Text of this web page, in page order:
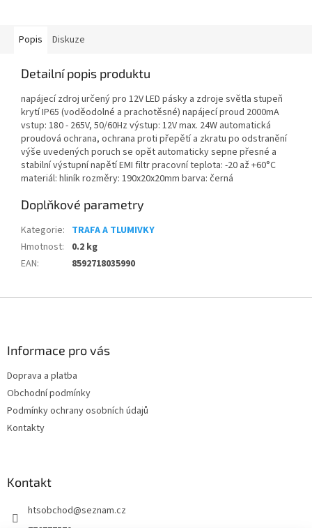
Popis Diskuze
Detailní popis produktu
napájecí zdroj určený pro 12V LED pásky a zdroje světla stupeň
krytí IP65 (voděodolné a prachotěsné) napájecí proud 2000mA
vstup: 180 - 265V, 50/60Hz výstup: 12V max. 24W automatická
proudová ochrana, ochrana proti přepětí a zkratu po odstranění
výše uvedených poruch se opět automaticky sepne přesné a
stabilní výstupní napětí EMI filtr pracovní teplota: -20 až +60°C
materiál: hliník rozměry: 190x20x20mm barva: černá
Doplňkové parametry
Kategorie: TRAFA A TLUMIVKY
Hmotnost:
0.2 kg
EAN: 8592718035990
Informace pro vás
Doprava a platba
Obchodní podmínky
Podmínky ochrany osobních údajů
Kontakty
Kontakt
htsobchod@seznam.cz